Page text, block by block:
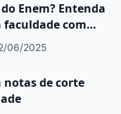
Enem? Entenda
com
06/2025
notas de corte